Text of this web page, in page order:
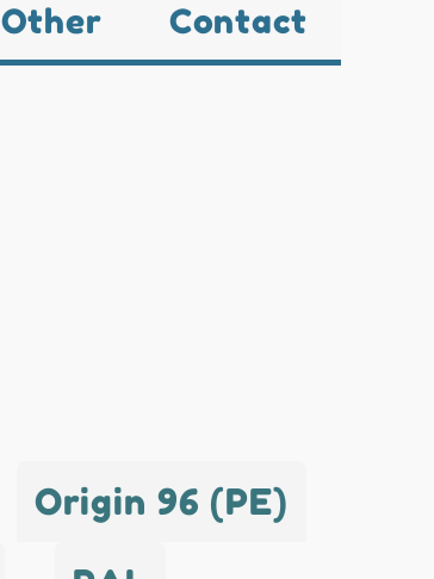
Other Contact
Origin 96 (PE)